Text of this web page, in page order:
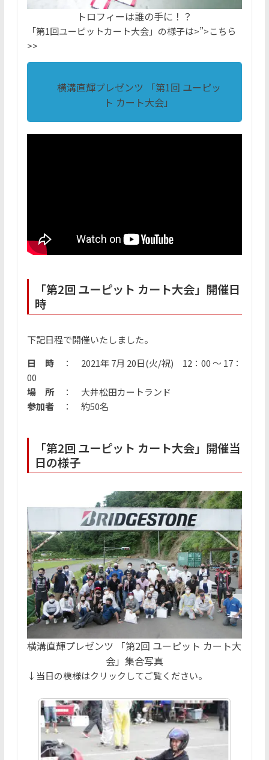
トロフィーは誰の手に！？
「第1回ユーピットカート大会」の様子は>”>こちら
>>
横溝直輝プレゼンツ 「第1回 ユーピッ
ト カート大会」
「第2回 ユーピット カート大会」開催日
時
下記日程で開催いたしました。
日 時： 2021年 7月 20日(火/祝) 12：00 ～ 17：
00
場 所： 大井松田カートランド
参加者： 約50名
「第2回 ユーピット カート大会」開催当
日の様子
横溝直輝プレゼンツ 「第2回 ユーピット カート大
会」集合写真
↓当日の模様はクリックしてご覧ください。